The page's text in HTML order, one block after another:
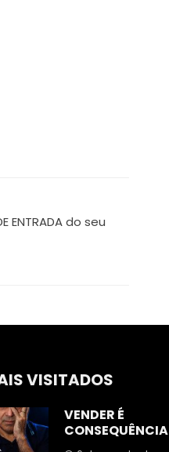
ENTRADA do seu
VISITADOS
VENDER É
CONSEQUÊNCIA